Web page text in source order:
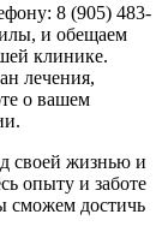
8 (905) 483-
и обещаем
клинике.
лечения,
о вашем
своей жизнью и
опыту и заботе
сможем достичь